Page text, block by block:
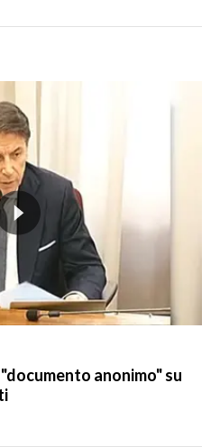
anonimo" su